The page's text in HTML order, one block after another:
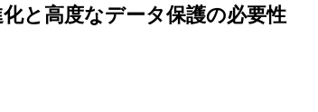
と高度なデータ保護の必要性